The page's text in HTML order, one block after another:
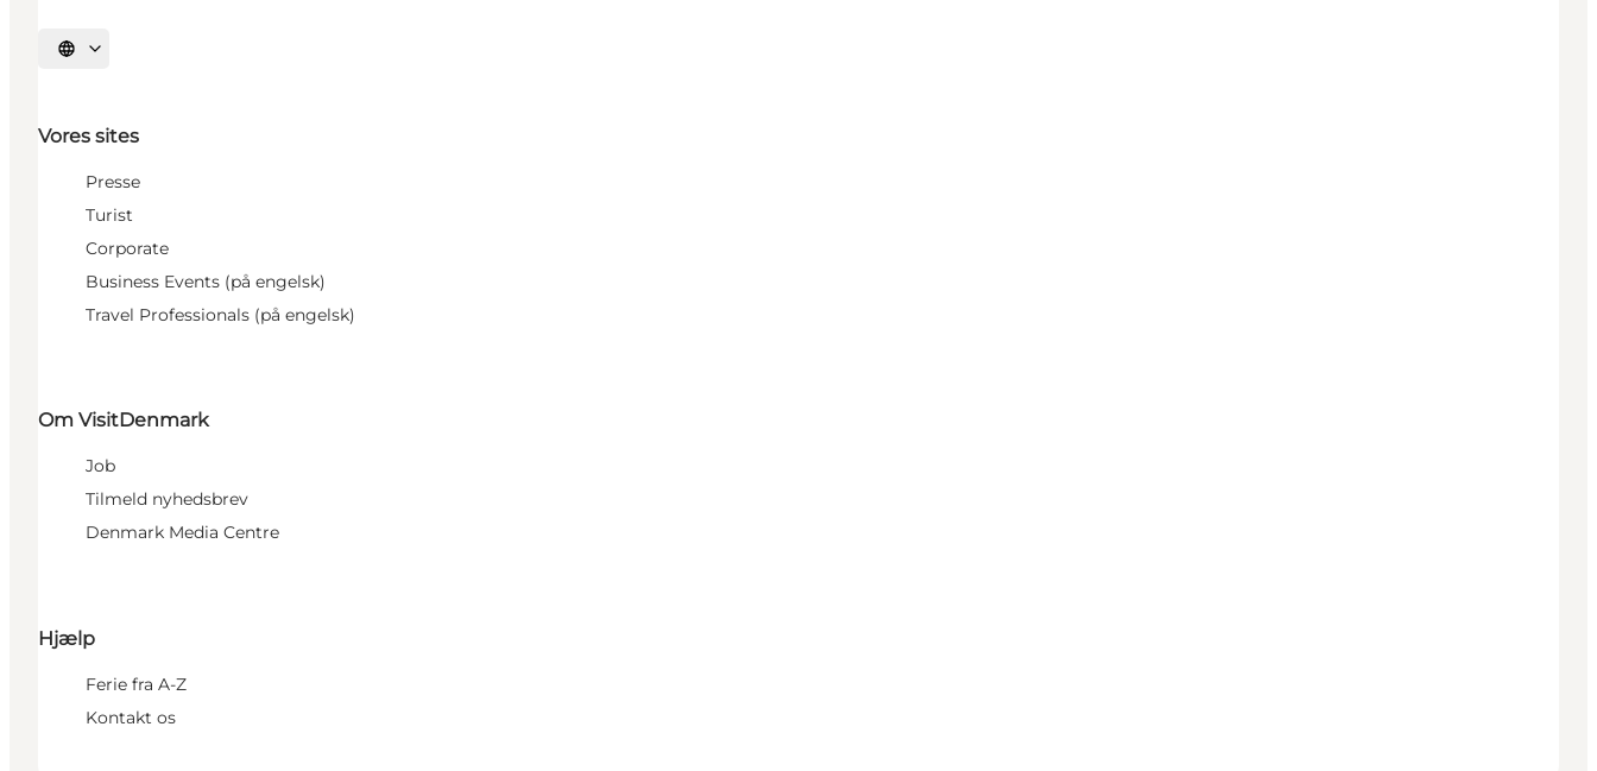
Vælg sprog
Vores sites
Presse
Turist
Corporate
Business Events (på engelsk)
Travel Professionals (på engelsk)
Om VisitDenmark
Job
Tilmeld nyhedsbrev
Denmark Media Centre
Hjælp
Ferie fra A-Z
Kontakt os